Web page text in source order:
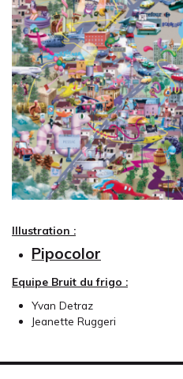
Illustration :
Pipocolor
Equipe Bruit du frigo :
Yvan Detraz
Jeanette Ruggeri